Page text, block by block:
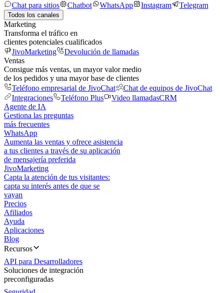
Chat para sitios
Chatbot WhatsApp Instagram Telegram
Todos los canales
Marketing
Transforma el tráfico en
clientes potenciales cualificados
JivoMarketing
Devolución de llamadas
Ventas
Consigue más ventas, un mayor valor medio
de los pedidos y una mayor base de clientes
Teléfono empresarial de JivoChat
Chat de equipos de JivoChat
Integraciones
Teléfono Plus Video llamadasCRM
Agente de IA
Gestiona las preguntas
más frecuentes
WhatsApp
Aumenta las ventas y ofrece asistencia
a tus clientes a través de su aplicación
de mensajería preferida
JivoMarketing
Capta la atención de tus visitantes:
capta su interés antes de que se
vayan
Precios
Afiliados
Ayuda
Aplicaciones
Blog
Recursos
API para Desarrolladores
Soluciones de integración
preconfiguradas